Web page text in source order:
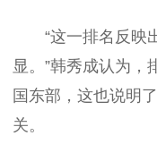
“这一排名反映出
显。”韩秀成认为，
国东部，这也说明
关。